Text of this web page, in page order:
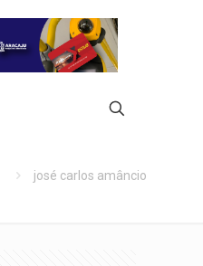
josé carlos amâncio